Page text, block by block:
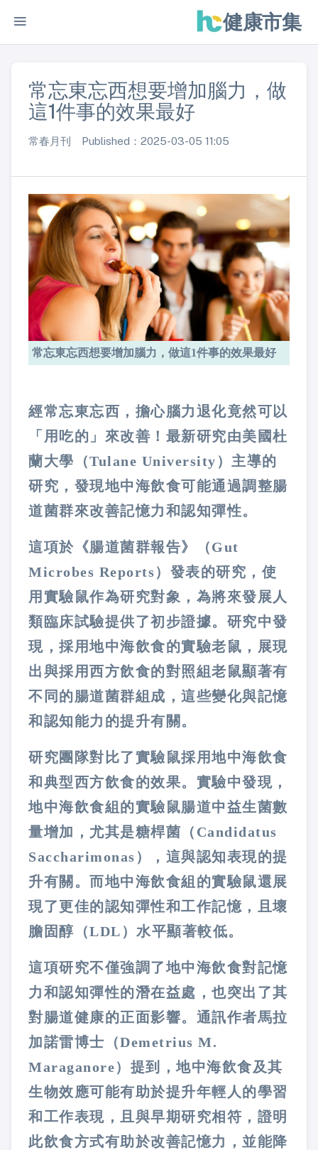
健康市集
常忘東忘西想要增加腦力，做
這1件事的效果最好
常春月刊 Published：2025-03-05 11:05
常忘東忘西想要增加腦力，做這1件事的效果最好
經常忘東忘西，擔心腦力退化竟然可以
「用吃的」來改善！最新研究由美國杜
蘭大學（Tulane University ）主導的
研究，發現地中海飲食可能通過調整腸
道菌群來改善記憶力和認知彈性。
這項於《腸道菌群報告》（Gut
Microbes Reports）發表的研究，使
用實驗鼠作為研究對象，為將來發展人
類臨床試驗提供了初步證據。研究中發
現，採用地中海飲食的實驗老鼠，展現
出與採用西方飲食的對照組老鼠顯著有
不同的腸道菌群組成，這些變化與記憶
和認知能力的提升有關。
研究團隊對比了實驗鼠採用地中海飲食
和典型西方飲食的效果。實驗中發現，
地中海飲食組的實驗鼠腸道中益生菌數
量增加，尤其是糖桿菌（ Candidatus
Saccharimonas ），這與認知表現的提
升有關。而地中海飲食組的實驗鼠還展
現了更佳的認知彈性和工作記憶，且壞
膽固醇（LDL ）水平顯著較低。
這項研究不僅強調了地中海飲食對記憶
力和認知彈性的潛在益處，也突出了其
對腸道健康的正面影響。通訊作者馬拉
加諾雷博士（Demetrius M.
Maraganore）提到，地中海飲食及其
生物效應可能有助於提升年輕人的學習
和工作表現，且與早期研究相符，證明
此飲食方式有助於改善記憶力，並能降